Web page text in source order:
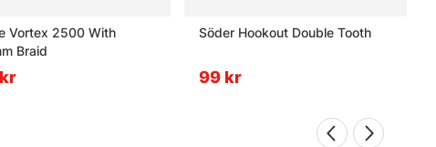
Vortex 2500 With
Braid
Söder Hookout Double Tooth
99 kr